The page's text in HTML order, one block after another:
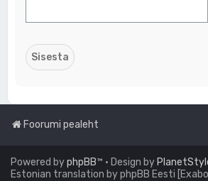
Foorumi pealeht
Powered byphpBB™ • Design by
Estonian translation by phpBB Eesti